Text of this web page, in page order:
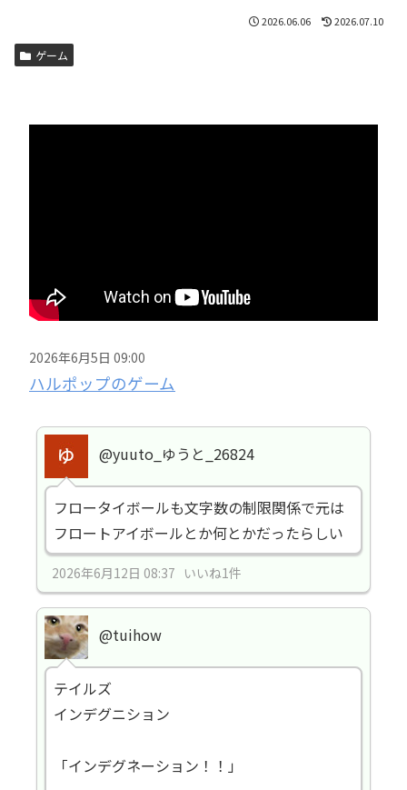
2026.06.06 2026.07.10
ゲーム
2026年6月5日 09:00
ハルポップのゲーム
@yuuto_ゆうと_26824
フロータイボールも文字数の制限関係で元は
フロートアイボールとか何とかだったらしい
2026年6月12日 08:37 いいね1件
@tuihow
テイルズ
インデグニション
「インデグネーション！！」